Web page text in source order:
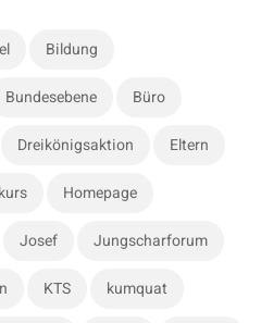
Bildung
Bundesebene Büro
Dreikönigsaktion Eltern
Homepage
Josef Jungscharforum
KTS kumquat